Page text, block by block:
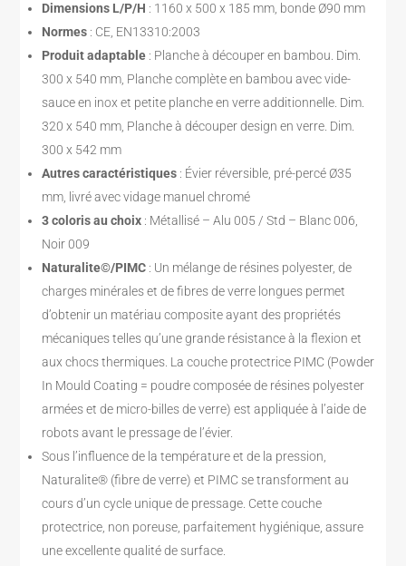
Dimensions L/P/H : 1160 x 500 x 185 mm, bonde Ø90 mm
Normes : CE, EN13310:2003
Produit adaptable : Planche à découper en bambou. Dim.
300 x 540 mm, Planche complète en bambou avec vide-
sauce en inox et petite planche en verre additionnelle. Dim.
320 x 540 mm, Planche à découper design en verre. Dim.
300 x 542 mm
Autres caractéristiques : Évier réversible, pré-percé Ø35
mm, livré avec vidage manuel chromé
3 coloris au choix : Métallisé – Alu 005 / Std – Blanc 006,
Noir 009
Naturalite©/PIMC : Un mélange de résines polyester, de
charges minérales et de fibres de verre longues permet
d’obtenir un matériau composite ayant des propriétés
mécaniques telles qu’une grande résistance à la flexion et
aux chocs thermiques. La couche protectrice PIMC (Powder
In Mould Coating = poudre composée de résines polyester
armées et de micro-billes de verre) est appliquée à l’aide de
robots avant le pressage de l’évier.
Sous l’influence de la température et de la pression,
Naturalite® (fibre de verre) et PIMC se transforment au
cours d’un cycle unique de pressage. Cette couche
protectrice, non poreuse, parfaitement hygiénique, assure
une excellente qualité de surface.